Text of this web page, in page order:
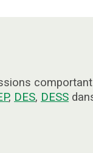
comportant
, DES, DESS